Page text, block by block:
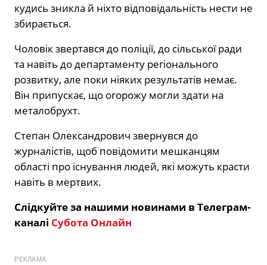
кудись зникла й ніхто відповідальність нести не
збирається.
Чоловік звертався до поліції, до сільської ради
та навіть до департаменту регіонального
розвитку, але поки ніяких результатів немає.
Він припускає, що огорожу могли здати на
металобрухт.
Степан Олександрович звернувся до
журналістів, щоб повідомити мешканцям
області про існування людей, які можуть красти
навіть в мертвих.
Слідкуйте за нашими новинами в Телеграм-
каналі Субота Онлайн
РЕКЛАМА